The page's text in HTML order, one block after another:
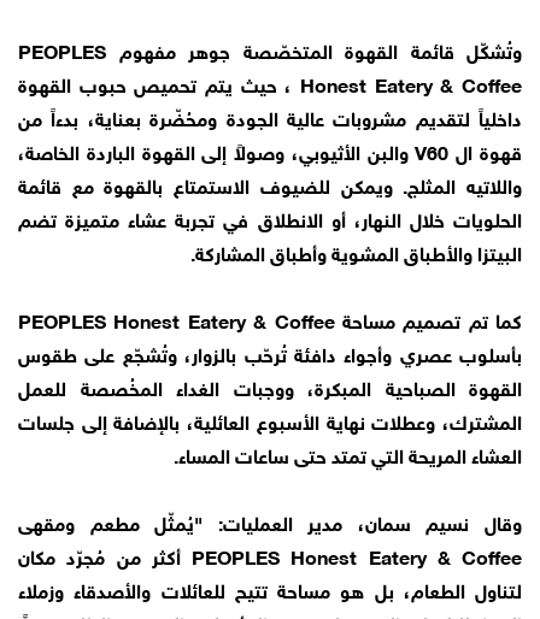
وتُشكّل قائمة القهوة المتخصّصة جوهر مفهوم PEOPLES
Honest Eatery & Coffee ، حيث يتم تحميص حبوب القهوة
داخلياً لتقديم مشروبات عالية الجودة ومحُضّرة بعناية، بدءاً من
قهوة ال V60 والبن الأثيوبي، وصولاً إلى القهوة الباردة الخاصة،
واللاتيه المثلج. ويمكن للضيوف الاستمتاع بالقهوة مع قائمة
الحلويات خلال النهار، أو الانطلاق في تجربة عشاء متميزة تضم
البيتزا والأطباق المشوية وأطباق المشاركة.
كما تم تصميم مساحة PEOPLES Honest Eatery & Coffee
بأسلوب عصري وأجواء دافئة تُرحّب بالزوار، وتُشجّع على طقوس
القهوة الصباحية المبكرة، ووجبات الغداء المخُصصة للعمل
المشترك، وعطلات نهاية الأسبوع العائلية، بالإضافة إلى جلسات
العشاء المريحة التي تمتد حتى ساعات المساء.
وقال نسيم سمان، مدير العمليات: "يُمثّل مطعم ومقهى
PEOPLES Honest Eatery & Coffee أكثر من مُجرّد مكان
لتناول الطعام، بل هو مساحة تتيح للعائلات والأصدقاء وزملاء